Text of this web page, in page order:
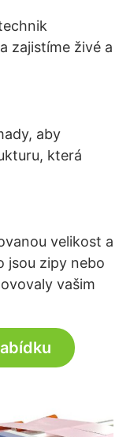
zajistíme živé a
aby
která
velikost a
jsou zipy nebo
vašim